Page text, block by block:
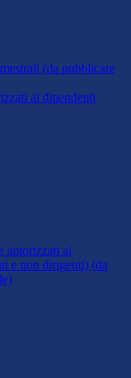
(da pubblicare
ai dipendenti
autorizzati ai
e non dirigenti) (da